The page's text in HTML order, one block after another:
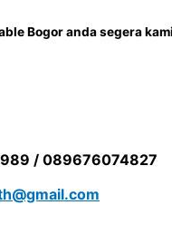
Bogor anda segera
/ 089676074827